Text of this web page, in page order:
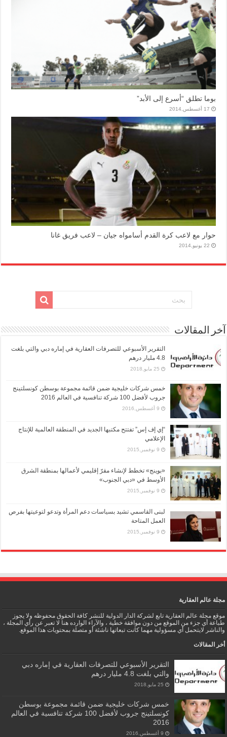
بوما تطلق “أسرع إلى الأبد”
17 أغسطس,2014
حوار مع لاعب كرة القدم أسامواه جيان – لاعب فريق غانا
22 يونيو,2014
آخر المقالات
التقرير الأسبوعي للتصرفات العقارية في إماره دبي والتي بلغت
4.8 مليار درهم
25 مايو,2018
خمس شركات خليجية ضمن قائمة مجموعة بوسطن كونسلتينج
جروب لأفضل 100 شركة تنافسية في العالم 2016
9 أغسطس,2016
“إي إف إس” تفتتح مكتبها الجديد في المنطقة العالمية للإنتاج
الإعلامي
9 نوفمبر,2015
«بوينج» تخطط لإنشاء مقرّ إقليمي لأعمالها بمنطقة الشرق
الأوسط في «دبي الجنوب»
9 نوفمبر,2015
لبنى القاسمي تشيد بسياسات دعم المرأة وتدعو لتوعيتها بفرص
العمل المتاحة
9 نوفمبر,2015
مجلة عالم العقارية
موقع مجلة عالم العقارية تابع لشركة الدار الدولية للنشر كافة الحقوق محفوظه ولا يجوز
طباعة أي جزء من الموقع من دون موافقة خطية ، والآراء الوارده هنا لا تعبر عن رأي المجلة ،
والناشر لايتحمل أي مسؤولية مهما كانت تبعاتها ناشئة أو متصلة بمحتويات هذا الموقع.
أخر المقالات
التقرير الأسبوعي للتصرفات العقارية في إماره دبي
والتي بلغت 4.8 مليار درهم
25 مايو,2018
خمس شركات خليجية ضمن قائمة مجموعة بوسطن
كونسلتينج جروب لأفضل 100 شركة تنافسية في العالم
2016
9 أغسطس,2016